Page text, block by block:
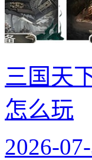
三国天
怎么玩
2026-